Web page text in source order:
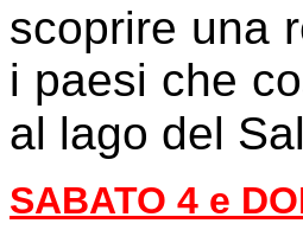
scoprire una
i paesi che
al lago del
SABATO 4 e